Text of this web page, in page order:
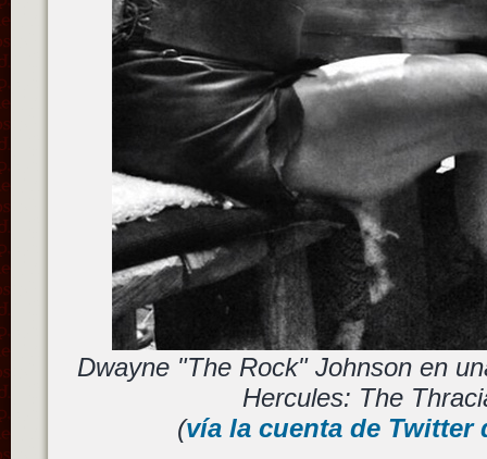
Dwayne "The Rock" Johnson en
Hercules: The
(vía la cuenta de Twitter